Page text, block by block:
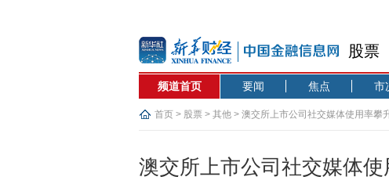
股票
频道首页 要闻 焦点 市
首页 > 股票 > 其他 > 澳交所上市公司社交媒体使用率攀
澳交所上市公司社交媒体使